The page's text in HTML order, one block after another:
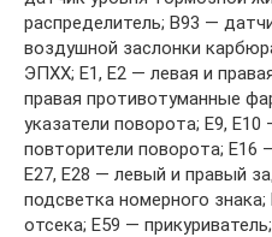
распределитель; В93 —
воздушной заслонки
ЭПХХ; Е1, Е2 — левая и
правая противотуманные
указатели поворота; Е9,
повторители поворота; Е16
Е27, Е28 — левый и правый
подсветка номерного
отсека; Е59 —